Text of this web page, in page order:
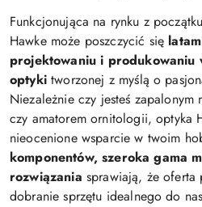
Funkcjonująca na rynku z
Hawke może poszczycić się
projektowaniu i produkowaniu
optykitworzonej z myślą o
Niezależnie czy jesteś zapalonym
czy amatorem ornitologii, optyka
nieocenione wsparcie w twoim
komponentów, szeroka gama
rozwiązania sprawiają, że oferta
dobranie sprzętu idealnego do